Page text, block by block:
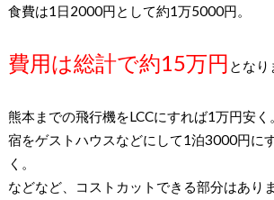
食費は1日2000円として約1万5000円。
費用は総計で約15万円 となり
熊本までの飛行機をLCCにすれば1万円安く。
宿をゲストハウスなどにして1泊3000円に
く。
などなど、コストカットできる部分はあり